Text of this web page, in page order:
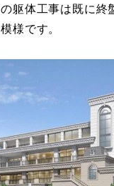
躯体工事は既に終
様です。